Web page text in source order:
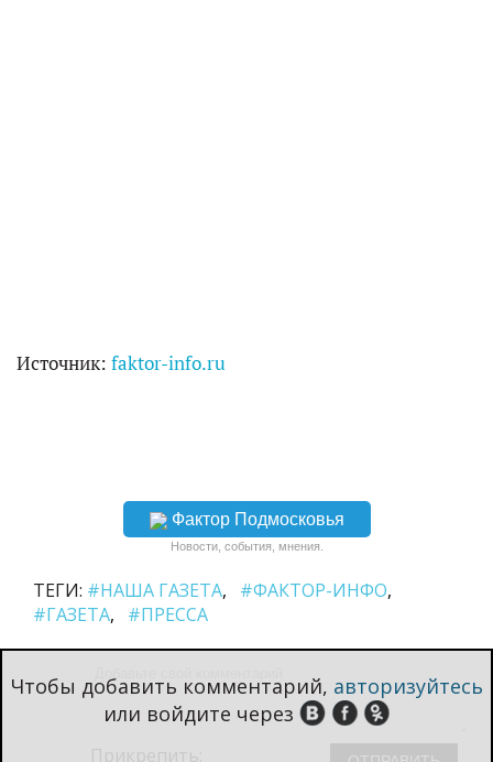
Источник: faktor-info.ru
Фактор Подмосковья
Новости, события, мнения.
ТЕГИ: #НАША ГАЗЕТА
#ФАКТОР-ИНФО
#ГАЗЕТА
#ПРЕССА
Чтобы добавить комментарий, авторизуйтесь
или войдите через